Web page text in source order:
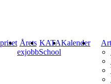
Årets
exjobb
KATA
School
Kalender